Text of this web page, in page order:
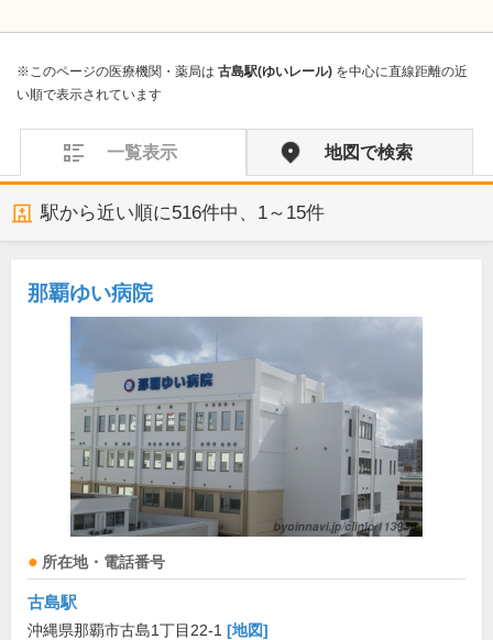
※このページの医療機関・薬局は 古島駅(ゆいレール) を中心に直線距離の近
い順で表示されています
一覧表示 地図で検索
駅から近い順に516件中、 1～15件
那覇ゆい病院
所在地・電話番号
古島駅
沖縄県那覇市古島1丁目22-1 [地図]